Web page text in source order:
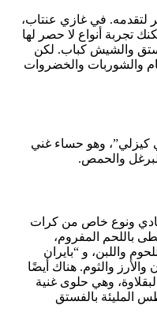
لتقدمه. في غازي عنتاب،
تجربة أنواع لا حصر لها
والشيش كباب. لكن
والشوربات والخضروات
كيزلي”، وهو حساء غني
والحمص.
ونوع خاص من كرات
باللحم المفروم،
واللبن، و “بايران
والثوم. هناك أيضًا
وهي حلوى غنية
المليئة بالفستق